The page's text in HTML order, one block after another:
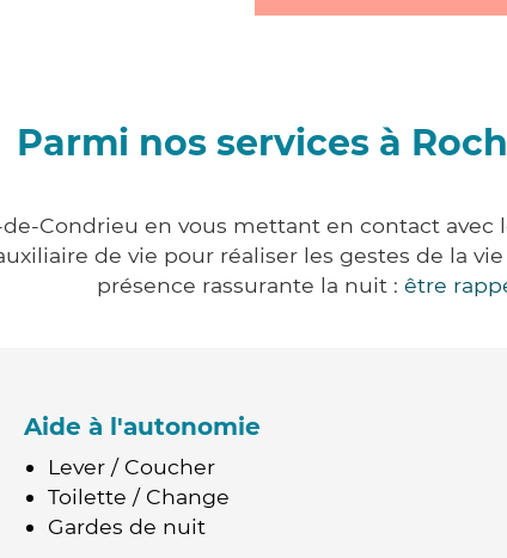
Parmi nos services à
Condrieu en vous mettant en contact
de vie pour réaliser les gestes de la
présence rassurante la nuit : être
Aide à l'autonomie
Lever / Coucher
Toilette / Change
Gardes de nuit